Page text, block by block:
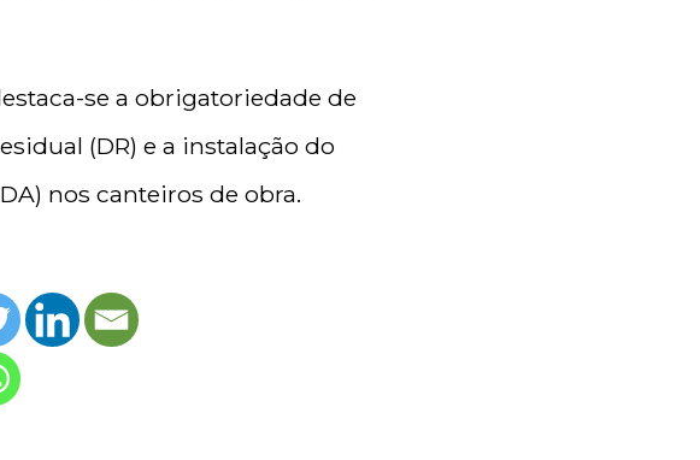
se a obrigatoriedade de
(DR) e a instalação do
nos canteiros de obra.